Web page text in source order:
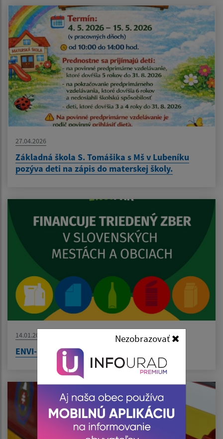
Nezobrazovať
27.04.2026
Základná škola S. Tomášika s Mš v Lubeníku
pozýva deti na zápis do materskej školy.
14.01.2026
ENVI-PAK